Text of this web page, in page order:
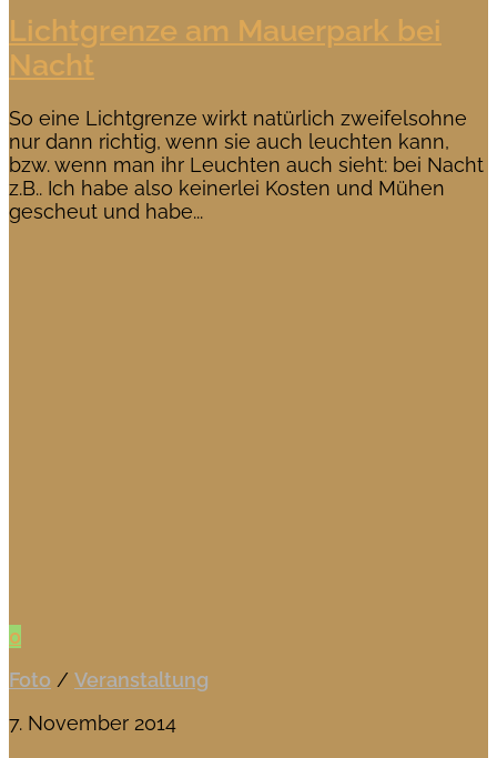
Lichtgrenze am Mauerpark bei
Nacht
So eine Lichtgrenze wirkt natürlich zweifelsohne
nur dann richtig, wenn sie auch leuchten kann,
bzw. wenn man ihr Leuchten auch sieht: bei Nacht
z.B.. Ich habe also keinerlei Kosten und Mühen
gescheut und habe...
0
Foto / Veranstaltung
7. November 2014